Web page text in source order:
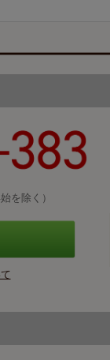
を除く）